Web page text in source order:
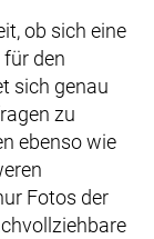
ob sich eine
den
sich genau
zu
ebenso wie
Fotos der